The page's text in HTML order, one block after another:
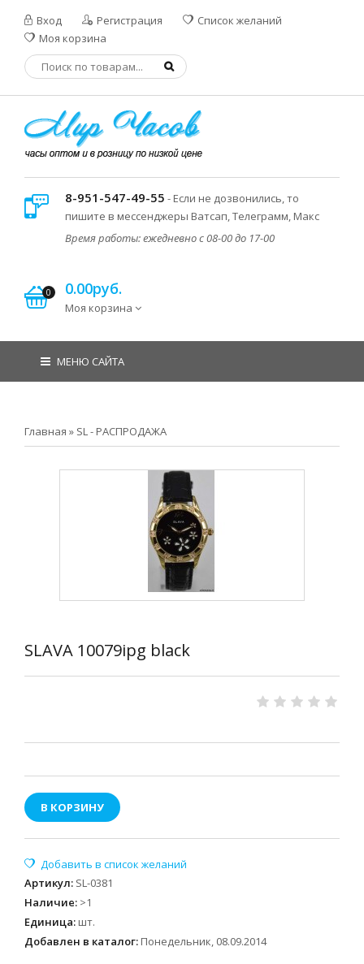
Вход Регистрация
Список желаний
Моя корзина
8-951-547-49-55 - Если не дозвонились, то
пишите в мессенджеры Ватсап, Телеграмм, Макс
Время работы: ежедневно с 08-00 до 17-00
0 0.00руб.
Моя корзина
МЕНЮ САЙТА
Главная » SL - РАСПРОДАЖА
SLAVA 10079ipg black
В КОРЗИНУ
Артикул: SL-0381
Наличие: >1
Единица: шт.
Добавлен в каталог: Понедельник, 08.09.2014